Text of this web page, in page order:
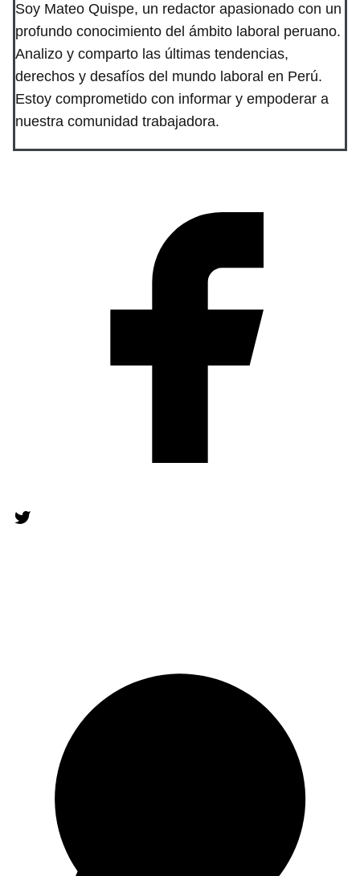
Soy Mateo Quispe, un redactor apasionado con un
profundo conocimiento del ámbito laboral peruano.
Analizo y comparto las últimas tendencias,
derechos y desafíos del mundo laboral en Perú.
Estoy comprometido con informar y empoderar a
nuestra comunidad trabajadora.